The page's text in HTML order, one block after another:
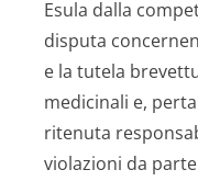
Esula dalla
disputa
e la tutela
medicinali e,
ritenuta
violazioni da